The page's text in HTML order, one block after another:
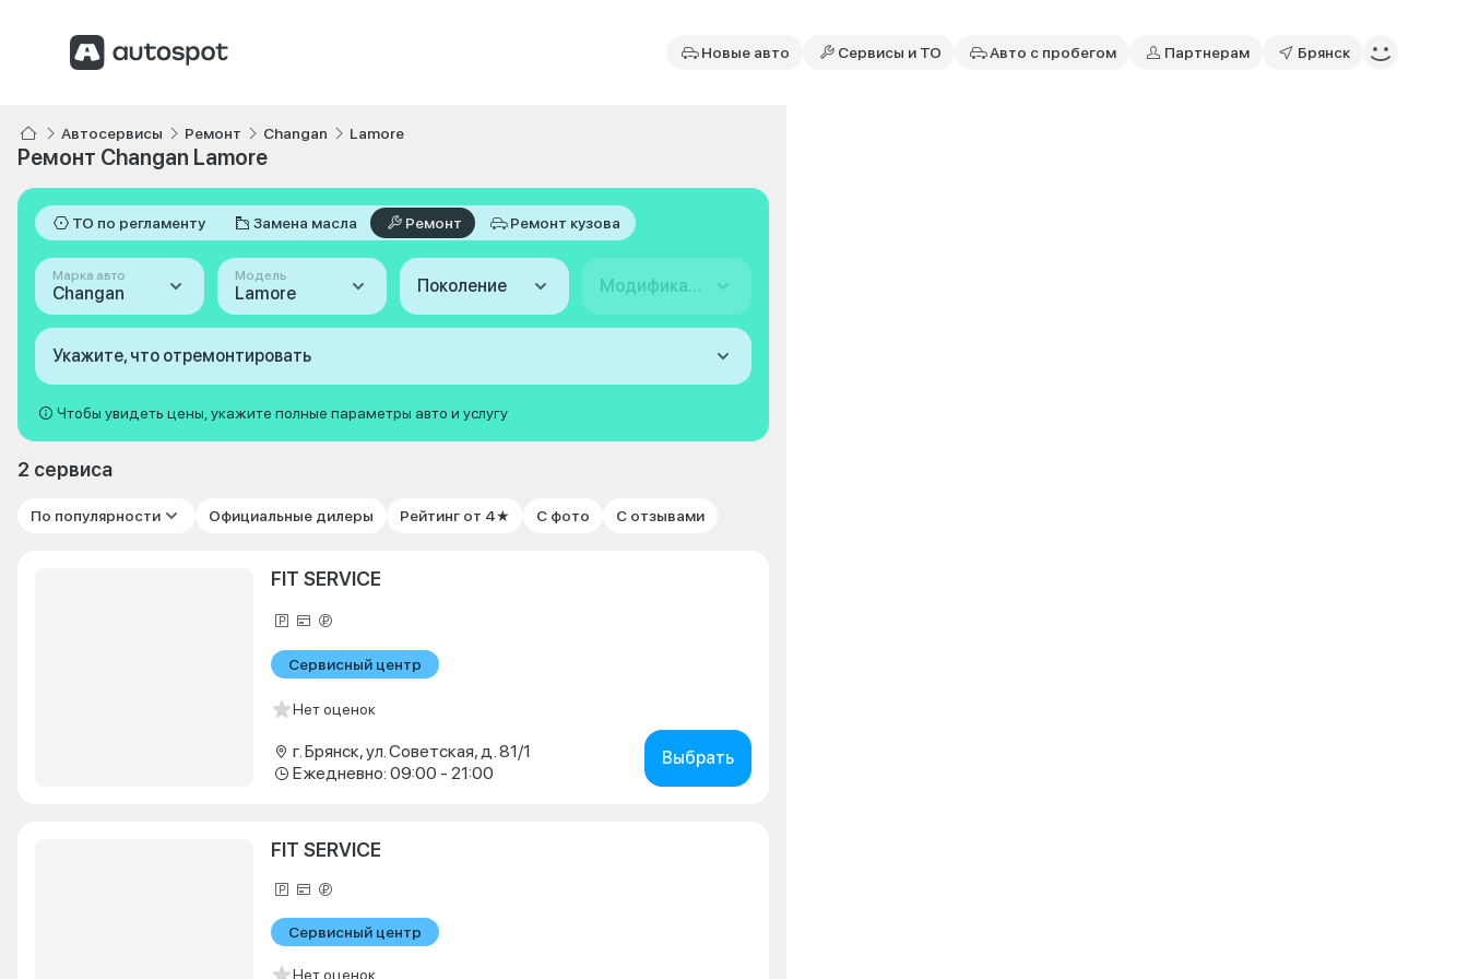
Новые авто Сервисы и ТО Авто с пробегом Партнерам Брянск
Автосервисы Ремонт Changan Lamore
Ремонт Changan Lamore
ТО по регламенту Замена масла Ремонт Ремонт кузова
Марка авто
Changan
Модель
Lamore Поколение Модификация
Укажите, что отремонтировать
Чтобы увидеть цены, укажите полные параметры авто и услугу
2 сервиса
По популярности Официальные дилеры Рейтинг от 4★ С фото С отзывами
FIT SERVICE
Сервисный центр
Нет оценок
г. Брянск, ул. Советская, д. 81/1
Ежедневно: 09:00 - 21:00
Выбрать
FIT SERVICE
Сервисный центр
Нет оценок